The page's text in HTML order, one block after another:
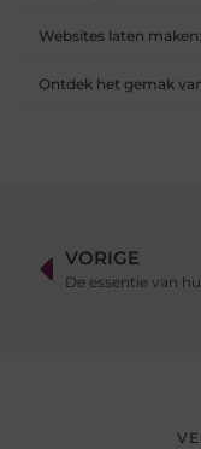
Websites laten
Ontdek het gemak
VORIGE